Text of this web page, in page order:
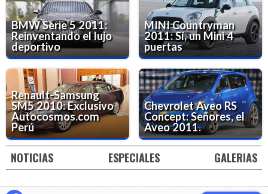
BMW Serie 5 2011:
Reinventando el lujo
deportivo
MINI Countryman
2011: Sí, un Mini 4
puertas
Renault-Samsung
SM5 2010: Exclusivo
Autocosmos.com
Perú
Chevrolet Aveo RS
Concept: Señores, el
Aveo 2011.
NOTICIAS ESPECIALES GALERIAS